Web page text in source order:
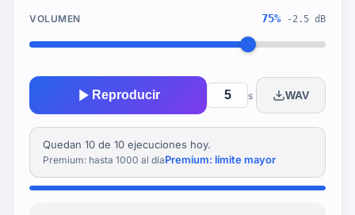
VOLUMEN 75% -2.5 dB
Reproducir s WAV
Quedan 10 de 10 ejecuciones hoy.
Premium: hasta 1000 al díaPremium: límite mayor